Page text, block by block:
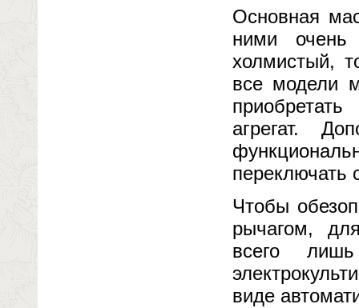
Основная
ними очень
холмистый,
все модели
агрегат.
переключать
Чтобы
рычагом,
всего
виде